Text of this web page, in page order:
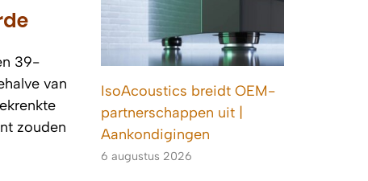
39-
van
zouden
IsoAcoustics breidt OEM-
partnerschappen uit |
Aankondigingen
6 augustus 2026